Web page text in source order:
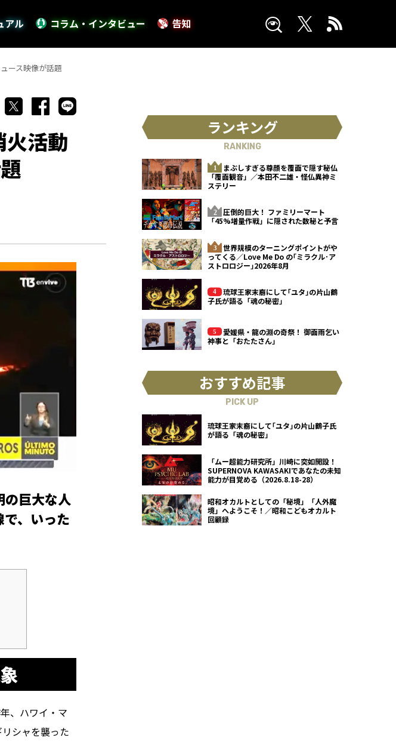
アル コラム・インタビュー 告知
ース映像が話題
火活動
の巨大な人
、いった
、ハワイ・マ
シャを襲った
ランキング
RANKING
まぶしすぎる尊顔を覆面で隠す秘仏
「覆面観音」／本田不二雄・怪仏異神ミ
ステリー
圧倒的巨大！ ファミリーマート
「45%増量作戦」に隠された数秘と予言
世界規模のターニングポイントがや
ってくる／Love Me Do の｢ミラクル･ア
ストロロジー｣2026年8月
琉球王家末裔にして｢ユタ｣の片山鶴
子氏が語る「魂の秘密」
愛媛県・龍の淵の奇祭！ 御面雨乞い
神事と「おたたさん」
おすすめ記事
PICK UP
琉球王家末裔にして｢ユタ｣の片山鶴子氏
が語る「魂の秘密」
「ムー超能力研究所」川崎に突如開設！
SUPERNOVA KAWASAKIであなたの未知
能力が目覚める（2026.8.18-28）
昭和オカルトとしての「秘境」「人外魔
境」へようこそ！／昭和こどもオカルト
回顧録